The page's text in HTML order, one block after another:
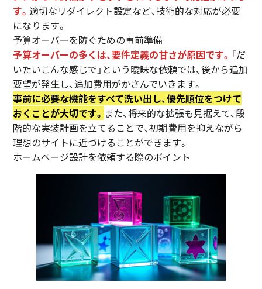
す。適切なリダイレクト設定など、技術的な対応が必要
になります。
予算オーバーを防ぐための事前準備
予算オーバーの多くは、要件定義の甘さが原因です。 「だ
いたいこんな感じで」という曖昧な依頼では、後から追加
要望が発生し、追加費用がかさんでいきます。
事前に必要な機能をすべて洗い出し、優先順位をつけて
おくことが大切です。 また、将来的な拡張も見据えて、段
階的な実装計画を立てることで、初期費用を抑えながら
理想のサイトに近づけることができます。
ホームページ設計を依頼する際のポイント